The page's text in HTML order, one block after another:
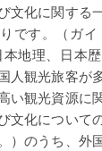
文化に関する
です。（ガ
地理、日本
人観光旅客が
い観光資源に
文化について
）のうち、外